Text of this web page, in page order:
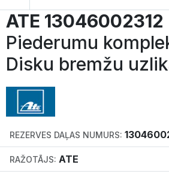
ATE 13046002312
Piederumu
Disku bremžu
REZERVES DAĻAS NUMURS:
RAŽOTĀJS: ATE